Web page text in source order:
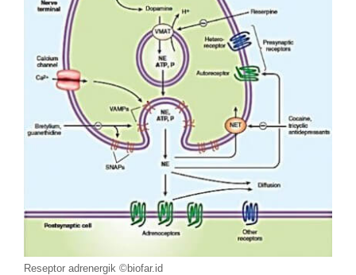
Reseptor adrenergik ©biofar.id